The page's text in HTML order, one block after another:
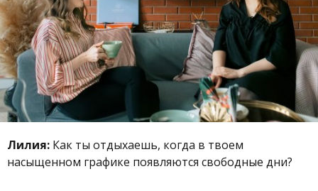
Лилия: Как ты отдыхаешь, когда в твоем
насыщенном графике появляются свободные дни?